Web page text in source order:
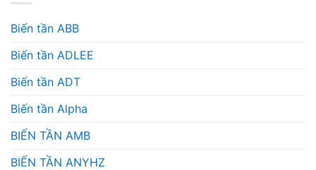
Biến tần ABB
Biến tần ADLEE
Biến tần ADT
Biến tần Alpha
BIẾN TẦN AMB
BIẾN TẦN ANYHZ